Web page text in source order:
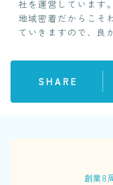
社を運営しています。
地域密着だからこそ
ていきますので、良
SHARE
創業8